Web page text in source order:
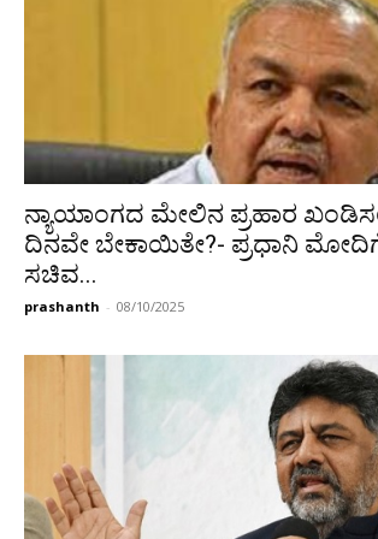
ನ್ಯಾಯಾಂಗದ ಮೇಲಿನ ಪ್ರಹಾರ
ದಿನವೇ ಬೇಕಾಯಿತೇ?- ಪ್ರಧಾನಿ
ಸಚಿವ...
prashanth - 08/10/2025